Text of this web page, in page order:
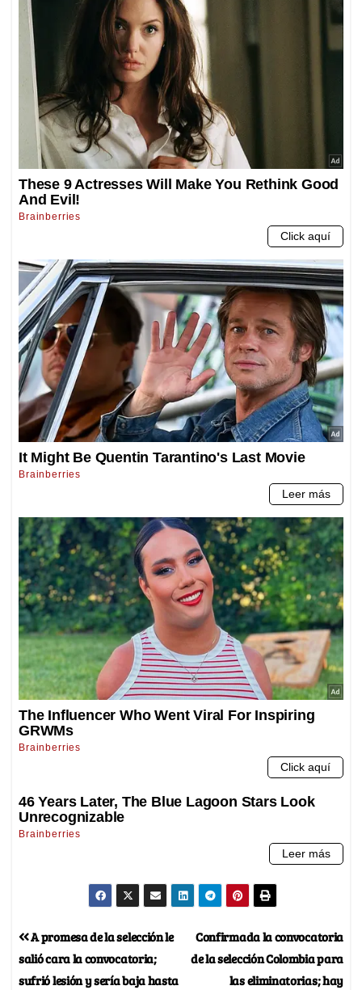
Confirmada la convocatoria
de la selección Colombia para
las eliminatorias; hay
A promesa de la selección le
salió cara la convocatoria;
sufrió lesión y sería baja hasta